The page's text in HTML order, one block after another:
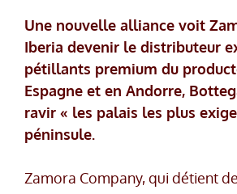
Une nouvelle alliance voit
Iberia devenir le distributeur
pétillants premium du
Espagne et en Andorre,
ravir « les palais les plus
péninsule.
Zamora Company, qui détient